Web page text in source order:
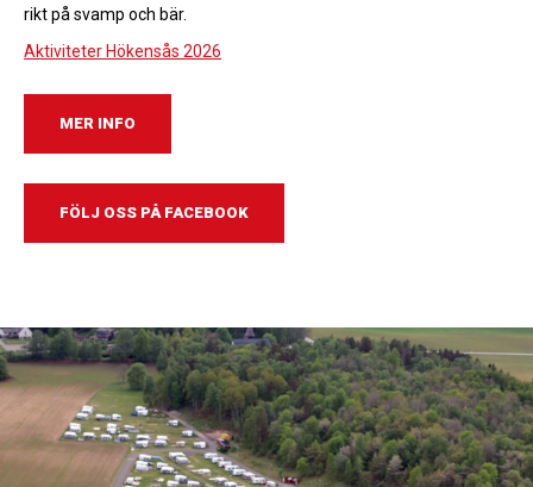
rikt på svamp och bär.
Aktiviteter Hökensås 2026
MER INFO
FÖLJ OSS PÅ FACEBOOK